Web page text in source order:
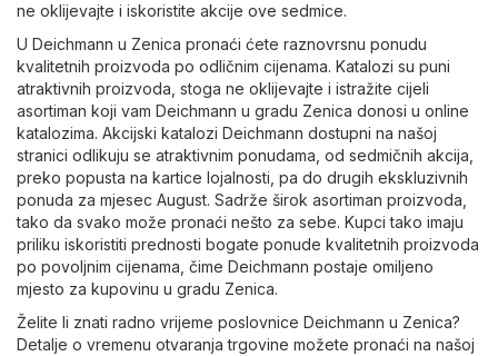
ne oklijevajte i iskoristite akcije ove sedmice.
U Deichmann u Zenica pronaći ćete raznovrsnu ponudu
kvalitetnih proizvoda po odličnim cijenama. Katalozi su puni
atraktivnih proizvoda, stoga ne oklijevajte i istražite cijeli
asortiman koji vam Deichmann u gradu Zenica donosi u online
katalozima. Akcijski katalozi Deichmann dostupni na našoj
stranici odlikuju se atraktivnim ponudama, od sedmičnih akcija,
preko popusta na kartice lojalnosti, pa do drugih ekskluzivnih
ponuda za mjesec August. Sadrže širok asortiman proizvoda,
tako da svako može pronaći nešto za sebe. Kupci tako imaju
priliku iskoristiti prednosti bogate ponude kvalitetnih proizvoda
po povoljnim cijenama, čime Deichmann postaje omiljeno
mjesto za kupovinu u gradu Zenica.
Želite li znati radno vrijeme poslovnice Deichmann u Zenica?
Detalje o vremenu otvaranja trgovine možete pronaći na našoj